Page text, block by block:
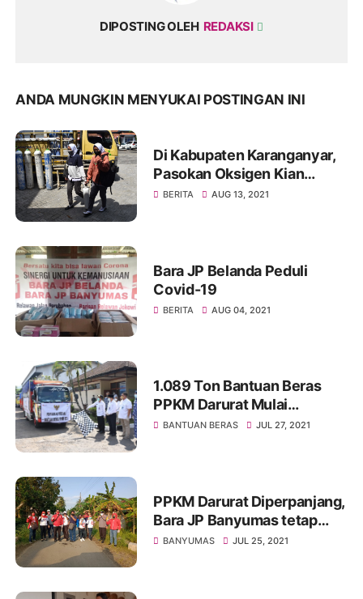
DIPOSTING OLEH REDAKSI
ANDA MUNGKIN MENYUKAI POSTINGAN INI
Di Kabupaten Karanganyar,
Pasokan Oksigen Kian
Lancar
BERITA AUG 13, 2021
Bara JP Belanda Peduli
Covid-19
BERITA AUG 04, 2021
1.089 Ton Bantuan Beras
PPKM Darurat Mulai
Disalurkan
BANTUAN BERAS JUL 27, 2021
PPKM Darurat Diperpanjang,
Bara JP Banyumas tetap
Intens Turun Ditengah
BANYUMAS JUL 25, 2021